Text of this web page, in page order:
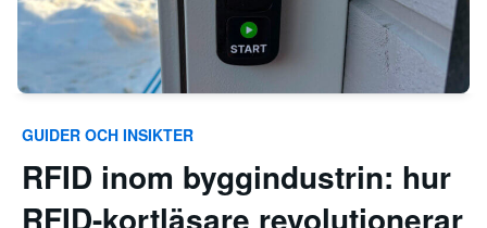
GUIDER OCH INSIKTER
RFID inom byggindustrin: hur
RFID-kortläsare revolutionerar